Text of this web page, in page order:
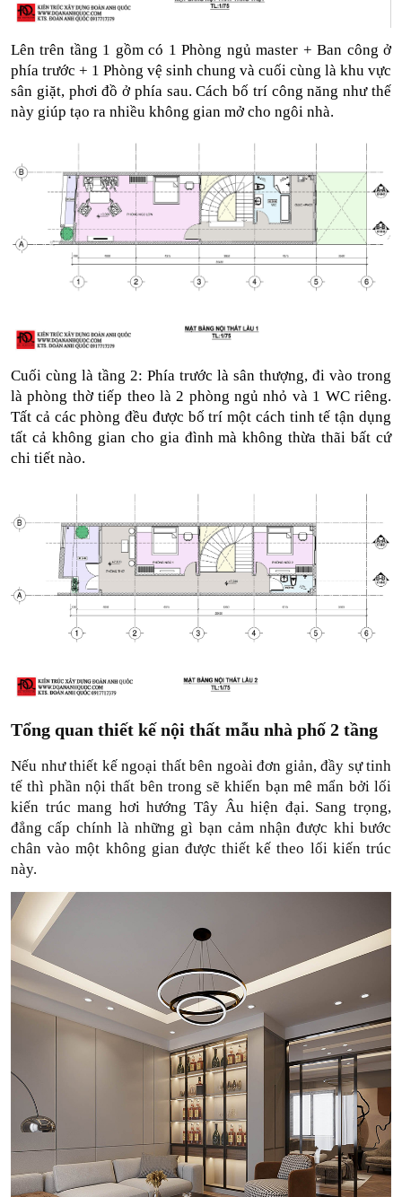
Lên trên tầng 1 gồm có 1 Phòng ngủ master + Ban công ở
phía trước + 1 Phòng vệ sinh chung và cuối cùng là khu vực
sân giặt, phơi đồ ở phía sau. Cách bố trí công năng như thế
này giúp tạo ra nhiều không gian mở cho ngôi nhà.
Cuối cùng là tầng 2: Phía trước là sân thượng, đi vào trong
là phòng thờ tiếp theo là 2 phòng ngủ nhỏ và 1 WC riêng.
Tất cả các phòng đều được bố trí một cách tinh tế tận dụng
tất cả không gian cho gia đình mà không thừa thãi bất cứ
chi tiết nào.
Tổng quan thiết kế nội thất mẫu nhà phố 2 tầng
Nếu như thiết kế ngoại thất bên ngoài đơn giản, đầy sự tinh
tế thì phần nội thất bên trong sẽ khiến bạn mê mẩn bởi lối
kiến trúc mang hơi hướng Tây Âu hiện đại. Sang trọng,
đẳng cấp chính là những gì bạn cảm nhận được khi bước
chân vào một không gian được thiết kế theo lối kiến trúc
này.